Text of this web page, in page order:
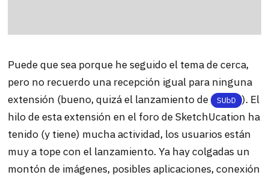
Puede que sea porque he seguido el tema de cerca,
pero no recuerdo una recepción igual para ninguna
extensión (bueno, quizá el lanzamiento de SUbD
). El
hilo de esta extensión en el foro de SketchUcation ha
tenido (y tiene) mucha actividad, los usuarios están
muy a tope con el lanzamiento. Ya hay colgadas un
montón de imágenes, posibles aplicaciones, conexión